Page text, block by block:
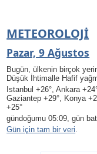
METEOROLOJI
Pazar, 9 Ağustos
Bugün, ülkenin birçok
Düşük İhtimalle Hafif
Istanbul +26°, Ankara
Gaziantep +29°, Konya
+25°
gündoğumu 05:09, gün
Gün için tam bir veri.